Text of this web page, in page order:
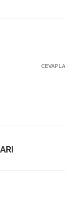
CEVAPLA